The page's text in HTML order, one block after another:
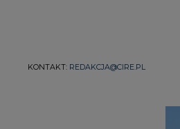
KONTAKT: REDAKCJA@CIRE.PL